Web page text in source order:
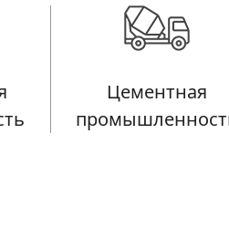
Цементная